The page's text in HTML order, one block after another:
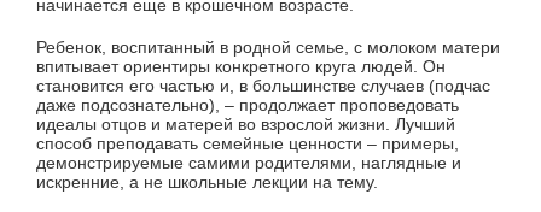
начинается еще в крошечном возрасте.
Ребенок, воспитанный в родной семье, с молоком матери
впитывает ориентиры конкретного круга людей. Он
становится его частью и, в большинстве случаев (подчас
даже подсознательно), – продолжает проповедовать
идеалы отцов и матерей во взрослой жизни. Лучший
способ преподавать семейные ценности – примеры,
демонстрируемые самими родителями, наглядные и
искренние, а не школьные лекции на тему.